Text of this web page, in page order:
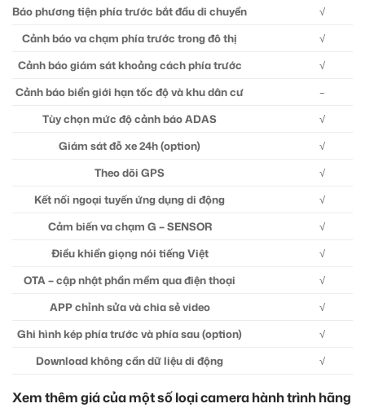
Báo phương tiện phía trước bắt đầu di chuyển
√
Cảnh báo va chạm phía trước trong đô thị
√
Cảnh báo giám sát khoảng cách phía trước
√
Cảnh báo biển giới hạn tốc độ và khu dân cư
–
Tùy chọn mức độ cảnh báo ADAS
√
Giám sát đỗ xe 24h (option)
√
Theo dõi GPS
√
Kết nối ngoại tuyến ứng dụng di động
√
Cảm biến va chạm G – SENSOR
√
Điều khiển giọng nói tiếng Việt
√
OTA – cập nhật phần mềm qua điện thoại
√
APP chỉnh sửa và chia sẻ video
√
Ghi hình kép phía trước và phía sau (option)
√
Download không cần dữ liệu di động
√
Xem thêm giá của một số loại camera hành trình hãng